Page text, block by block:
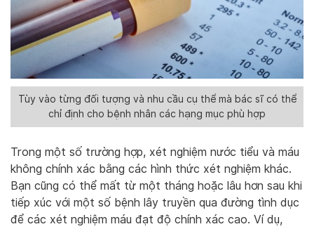
Tùy vào từng đối tượng và nhu cầu cụ thể mà bác sĩ có thể
chỉ định cho bệnh nhân các hạng mục phù hợp
Trong một số trường hợp, xét nghiệm nước tiểu và máu
không chính xác bằng các hình thức xét nghiệm khác.
Bạn cũng có thể mất từ một tháng hoặc lâu hơn sau khi
tiếp xúc với một số bệnh lây truyền qua đường tình dục
để các xét nghiệm máu đạt độ chính xác cao. Ví dụ,